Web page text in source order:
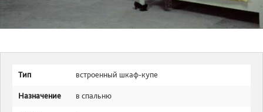
Тип встроенный шкаф-купе
Назначение в спальню